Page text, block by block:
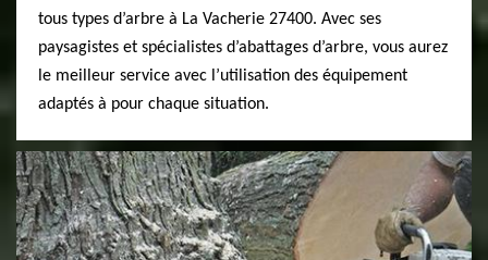
tous types d’arbre à La Vacherie 27400. Avec ses
paysagistes et spécialistes d’abattages d’arbre, vous aurez
le meilleur service avec l’utilisation des équipement
adaptés à pour chaque situation.